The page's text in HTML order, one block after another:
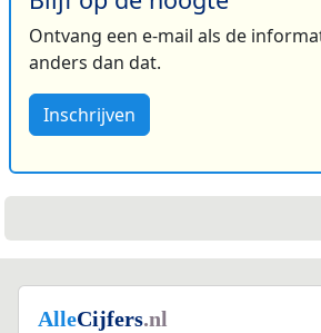
Ontvang een e-mail als de
anders dan dat.
Inschrijven